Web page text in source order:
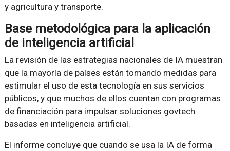
y agricultura y transporte.
Base metodológica para la aplicación
de inteligencia artificial
La revisión de las estrategias nacionales de IA muestran
que la mayoría de países están tomando medidas para
estimular el uso de esta tecnología en sus servicios
públicos, y que muchos de ellos cuentan con programas
de financiación para impulsar soluciones govtech
basadas en inteligencia artificial.
El informe concluye que cuando se usa la IA de forma